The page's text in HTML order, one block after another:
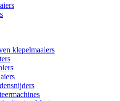
klepelmaaiers